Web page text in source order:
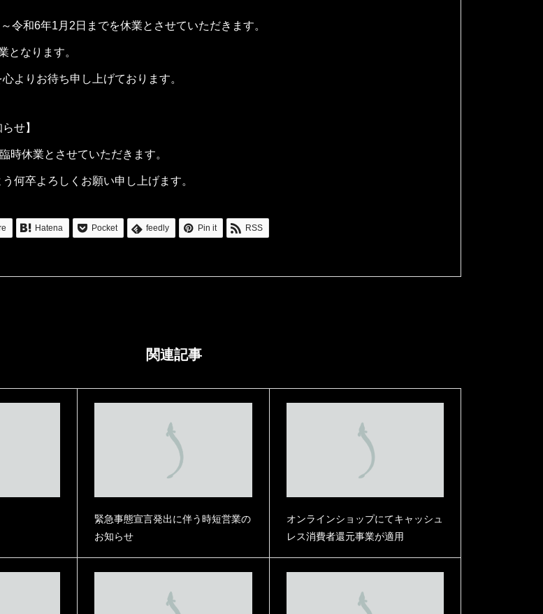
令和6年1月2日までを休業とさせていただきます。
となります。
よりお待ち申し上げております。
せ】
時休業とさせていただきます。
何卒よろしくお願い申し上げます。
Hatena Pocket feedly Pin it RSS
関連記事
緊急事態宣言発出に伴う時短営業の
お知らせ
オンラインショップにてキャッシュ
レス消費者還元事業が適用
本格うなぎまぶしの素 3袋入
（内税）